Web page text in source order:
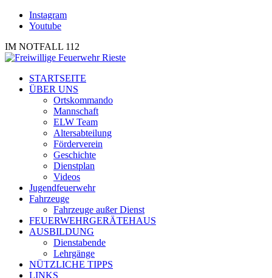
Instagram
Youtube
IM NOTFALL 112
STARTSEITE
ÜBER UNS
Ortskommando
Mannschaft
ELW Team
Altersabteilung
Förderverein
Geschichte
Dienstplan
Videos
Jugendfeuerwehr
Fahrzeuge
Fahrzeuge außer Dienst
FEUERWEHRGERÄTEHAUS
AUSBILDUNG
Dienstabende
Lehrgänge
NÜTZLICHE TIPPS
LINKS